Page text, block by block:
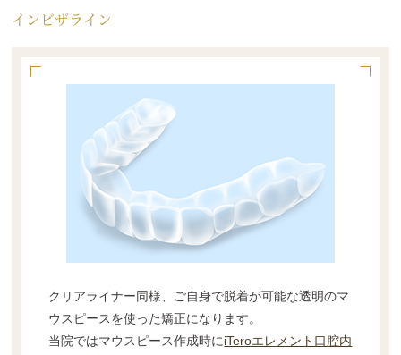
インビザライン
クリアライナー同様、ご自身で脱着が可能な透明のマ
ウスピースを使った矯正になります。
当院ではマウスピース作成時にiTeroエレメント口腔内